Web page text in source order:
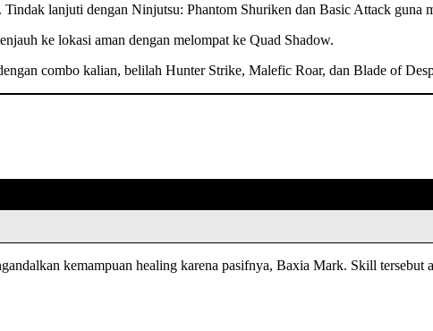
lanjuti dengan Ninjutsu: Phantom Shuriken dan Basic Attack guna
ke lokasi aman dengan melompat ke Quad Shadow.
combo kalian, belilah Hunter Strike, Malefic Roar, dan Blade of
kemampuan healing karena pasifnya, Baxia Mark. Skill tersebut